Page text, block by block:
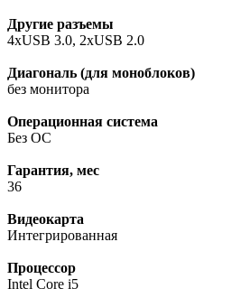
Другие разъемы
4xUSB 3.0, 2xUSB 2.0
Диагональ (для моноблоков)
без монитора
Операционная система
Без ОС
Гарантия, мес
36
Видеокарта
Интегрированная
Процессор
Intel Core i5